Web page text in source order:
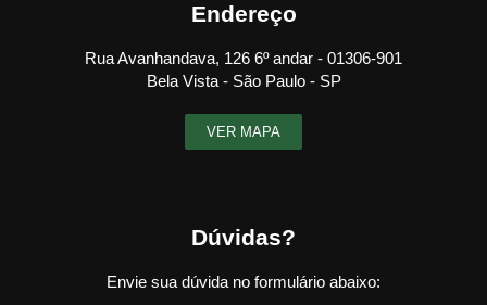
Endereço
Rua Avanhandava, 126 6º andar - 01306-901
Bela Vista - São Paulo - SP
VER MAPA
Dúvidas?
Envie sua dúvida no formulário abaixo: